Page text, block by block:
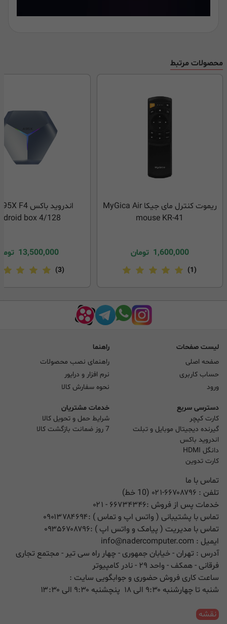
محصولات مرتبط
ریموت کنترل مای جیکا MyGica Air
mouse KR-41
1,600,000 تومان
(1)
box 4/128
13,500,000
(3)
لیست صفحات
صفحه اصلی
حساب کاربری
ورود
راهنما
راهنمای نصب محصولات
نرم افزار و درایور
نحوه سفارش کالا
دسترسی سریع
کارت کپچر
گیرنده دیجیتال موبایل و تبلت
اندروید باکس
دانگل HDMI
کارت تدوین
خدمات مشتریان
شرایط حمل و تحویل کالا
7 روز ضمانت بازگشت کالا
تماس با ما
تلفن : ۰۲۱-۶۶۷۰۸۷۹۶ (10 خط)
خدمات پس از فروش :۶۶۷۳۴۳۴۶ - ۰۲۱
تماس با پشتیبانی ( واتس اپ و تماس ) :۰۹۰۱۳۷۸۴۶۹۴
تماس با مدیریت ( پیامک و واتس اپ ) :۰۹۳۵۶۷۰۸۷۹۶
ایمیل : info@nadercomputer.com
آدرس : تهران - خیابان جمهوری - چهار راه سی تیر - مجتمع تجاری
فرقانی - همکف - واحد ۲۹ - نادر کامپیوتر
ساعت کاری فروش حضوری و جوابگویی سایت :
شنبه تا چهارشنبه ۹:۳۰ الی ۱۸ پنچشنبه ۹:۳۰ الی ۱۳:۳۰
نقشه